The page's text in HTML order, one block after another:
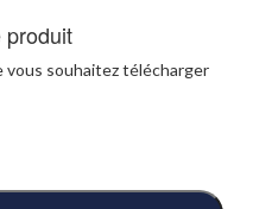
produit
vous souhaitez télécharger